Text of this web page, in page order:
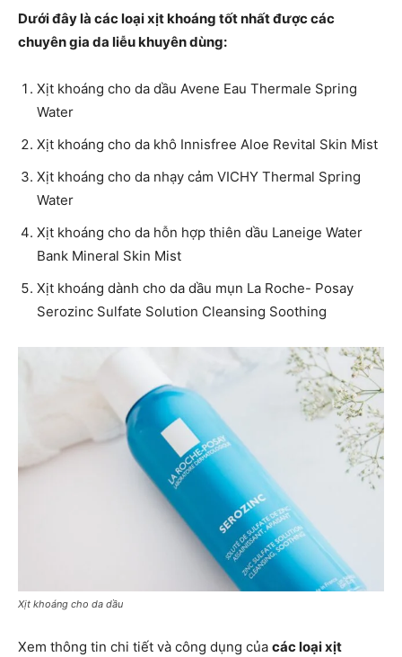
Dưới đây là các loại xịt khoáng tốt nhất được các
chuyên gia da liễu khuyên dùng:
Xịt khoáng cho da dầu Avene Eau Thermale Spring
Water
Xịt khoáng cho da khô Innisfree Aloe Revital Skin Mist
Xịt khoáng cho da nhạy cảm VICHY Thermal Spring
Water
Xịt khoáng cho da hỗn hợp thiên dầu Laneige Water
Bank Mineral Skin Mist
Xịt khoáng dành cho da dầu mụn La Roche- Posay
Serozinc Sulfate Solution Cleansing Soothing
Xịt khoáng cho da dầu
Xem thông tin chi tiết và công dụng của các loại xịt